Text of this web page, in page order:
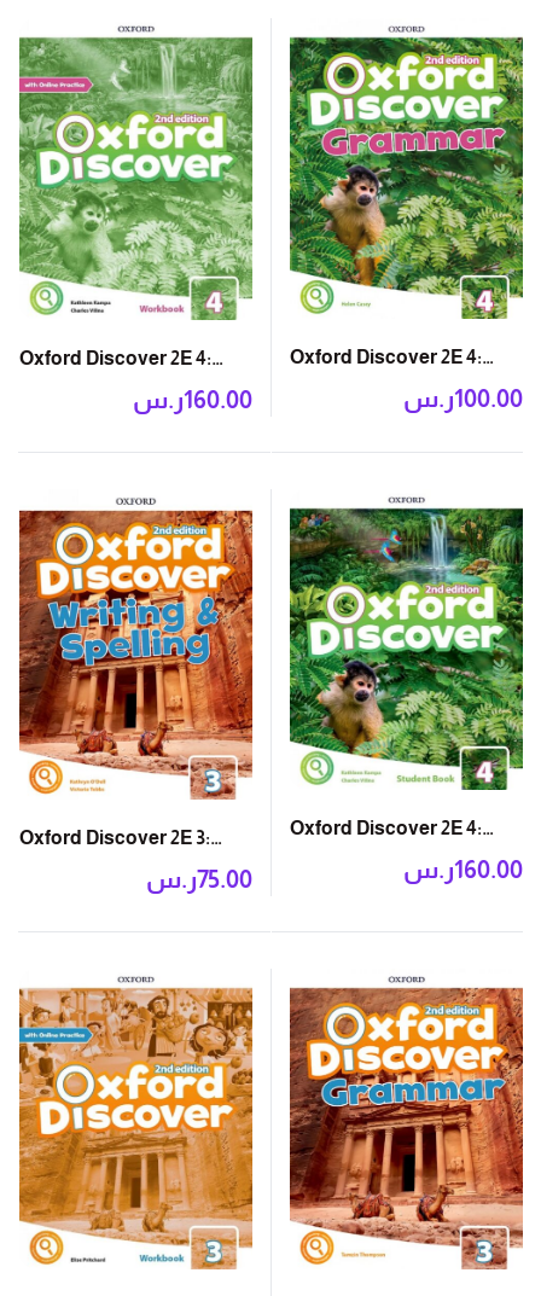
Oxford Discover 2E 4:
ر.س100.00
Oxford Discover 2E 4:
Workbook with Online
ر.س160.00
Oxford Discover 2E 4:
Student Book with App
ر.س160.00
Oxford Discover 2E 3:
Writing and Spelling
ر.س75.00